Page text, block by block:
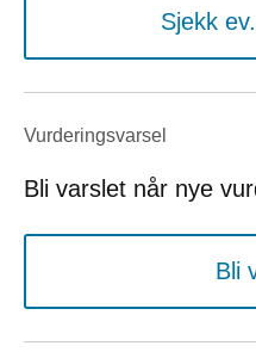
Sjekk
Vurderings­varsel
Bli varslet når nye
Bli